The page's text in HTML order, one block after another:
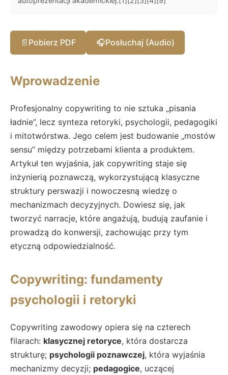
📄 Pobierz PDF 🎧Posłuchaj (Audio)
Wprowadzenie
Profesjonalny copywriting to nie sztuka „pisania
ładnie”, lecz synteza retoryki, psychologii, pedagogiki
i mitotwórstwa. Jego celem jest budowanie „mostów
sensu” między potrzebami klienta a produktem.
Artykuł ten wyjaśnia, jak copywriting staje się
inżynierią poznawczą, wykorzystującą klasyczne
struktury perswazji i nowoczesną wiedzę o
mechanizmach decyzyjnych. Dowiesz się, jak
tworzyć narracje, które angażują, budują zaufanie i
prowadzą do konwersji, zachowując przy tym
etyczną odpowiedzialność.
Copywriting: fundamenty
psychologii i retoryki
Copywriting zawodowy opiera się na czterech
filarach: klasycznej retoryce, która dostarcza
strukturę; psychologii poznawczej, która wyjaśnia
mechanizmy decyzji; pedagogice, uczącej